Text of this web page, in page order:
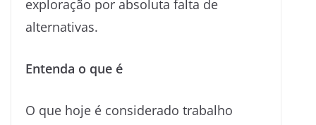
exploração por absoluta falta de
alternativas.
Entenda o que é
O que hoje é considerado trabalho